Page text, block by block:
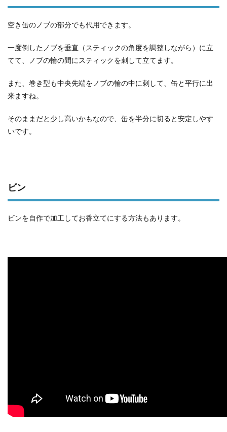
空き缶のノブの部分でも代用できます。
一度倒したノブを垂直（スティックの角度を調整しながら）に立
てて、ノブの輪の間にスティックを刺して立てます。
また、巻き型も中央先端をノブの輪の中に刺して、缶と平行に出
来ますね。
そのままだと少し高いかもなので、缶を半分に切ると安定しやす
いです。
ビン
ビンを自作で加工してお香立てにする方法もあります。